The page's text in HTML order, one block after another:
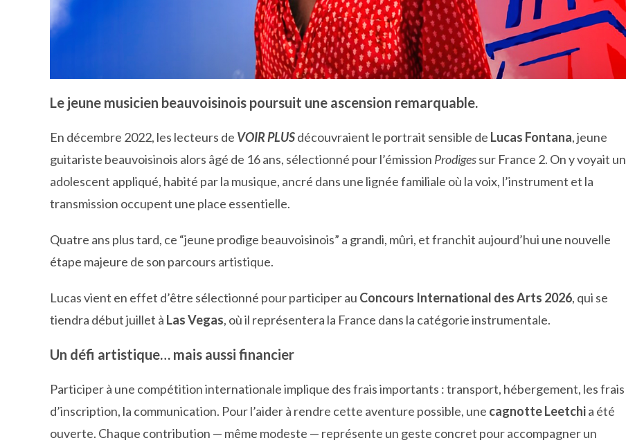
Le jeune musicien beauvoisinois poursuit une ascension remarquable.
En décembre 2022, les lecteurs de VOIR PLUSdécouvraient le portrait sensible de Lucas Fontana, jeune
guitariste beauvoisinois alors âgé de 16 ans, sélectionné pour l’émission Prodigessur France 2. On y voyait un
adolescent appliqué, habité par la musique, ancré dans une lignée familiale où la voix, l’instrument et la
transmission occupent une place essentielle.
Quatre ans plus tard, ce “jeune prodige beauvoisinois” a grandi, mûri, et franchit aujourd’hui une nouvelle
étape majeure de son parcours artistique.
Lucas vient en effet d’être sélectionné pour participer au Concours International des Arts 2026, qui se
tiendra début juillet à Las Vegas, où il représentera la France dans la catégorie instrumentale.
Un défi artistique… mais aussi financier
Participer à une compétition internationale implique des frais importants : transport, hébergement, les frais
d’inscription, la communication. Pour l’aider à rendre cette aventure possible, une cagnotte Leetchia été
ouverte. Chaque contribution — même modeste — représente un geste concret pour accompagner un